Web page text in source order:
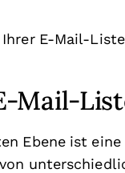
E-Mail-
Mail-
Ebene ist